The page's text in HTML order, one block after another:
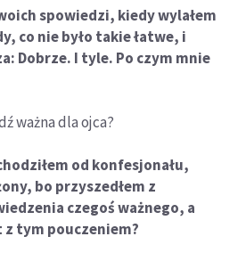
spowiedzi, kiedy wylałem
co nie było takie łatwe, i
Dobrze. I tyle. Po czym mnie
ważna dla ojca?
od konfesjonału,
bo przyszedłem z
czegoś ważnego, a
tym pouczeniem?